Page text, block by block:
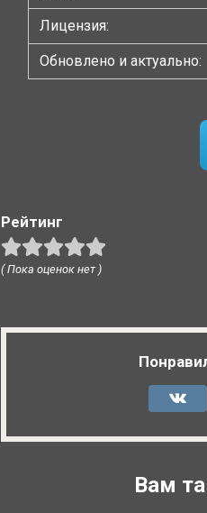
Лицензия:
Обновлено и актуально:
Рейтинг
( Пока оценок нет )
Вам